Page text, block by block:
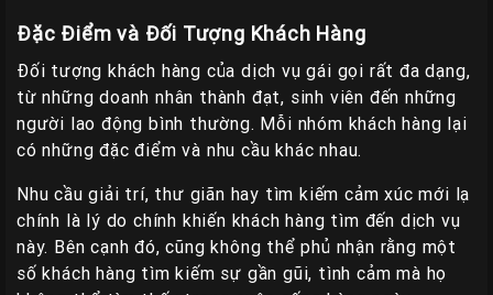
Đặc Điểm và Đối Tượng Khách Hàng
Đối tượng khách hàng của dịch vụ gái gọi rất đa dạng,
từ những doanh nhân thành đạt, sinh viên đến những
người lao động bình thường. Mỗi nhóm khách hàng lại
có những đặc điểm và nhu cầu khác nhau.
Nhu cầu giải trí, thư giãn hay tìm kiếm cảm xúc mới lạ
chính là lý do chính khiến khách hàng tìm đến dịch vụ
này. Bên cạnh đó, cũng không thể phủ nhận rằng một
số khách hàng tìm kiếm sự gần gũi, tình cảm mà họ